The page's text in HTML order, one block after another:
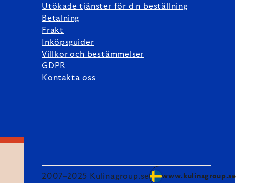
Utökade tjänster för din beställning
Betalning
Frakt
Inköpsguider
Villkor och bestämmelser
GDPR
Kontakta oss
2007–2025 Kulinagroup.se www.kulinagroup.se